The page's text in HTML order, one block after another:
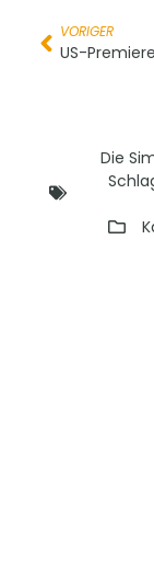
VORIGER
Die